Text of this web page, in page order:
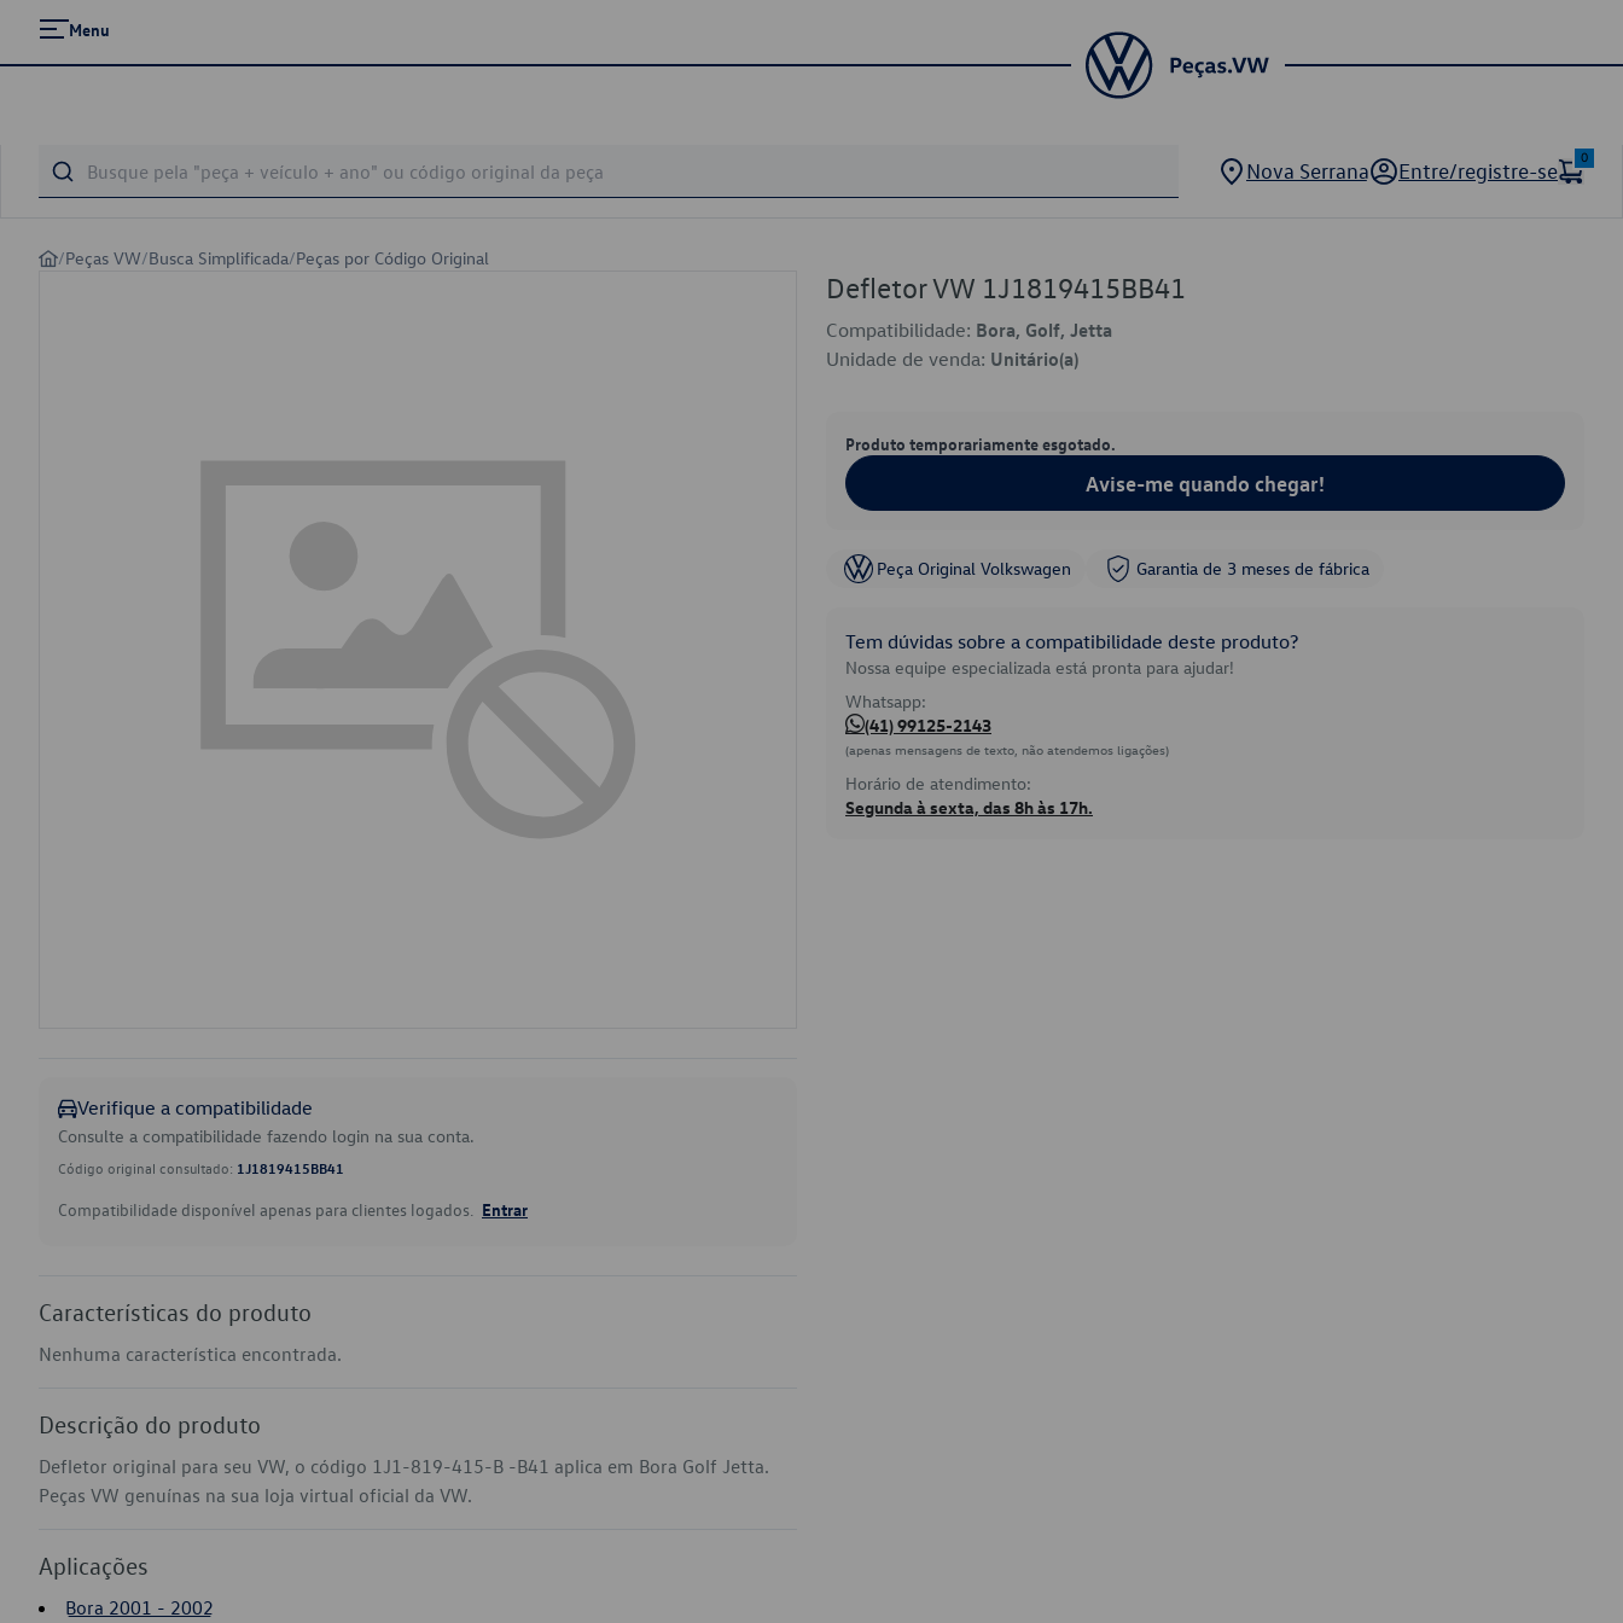
Menu
Nova Serrana Entre/registre-se
0
/Peças VW/Busca Simplificada/Peças por Código Original
Verifique a compatibilidade
Consulte a compatibilidade fazendo login na sua conta.
Código original consultado: 1J1819415BB41
Compatibilidade disponível apenas para clientes logados. Entrar
Características do produto
Nenhuma característica encontrada.
Descrição do produto
Defletor original para seu VW, o código 1J1-819-415-B -B41 aplica em Bora Golf Jetta.
Peças VW genuínas na sua loja virtual oficial da VW.
Aplicações
Bora 2001 - 2002
Defletor VW 1J1819415BB41
Compatibilidade: Bora, Golf, Jetta
Unidade de venda: Unitário(a)
Produto temporariamente esgotado.
Avise-me quando chegar!
Peça Original Volkswagen Garantia de 3 meses de fábrica
Tem dúvidas sobre a compatibilidade deste produto?
Nossa equipe especializada está pronta para ajudar!
Whatsapp:
(41) 99125-2143
(apenas mensagens de texto, não atendemos ligações)
Horário de atendimento:
Segunda à sexta, das 8h às 17h.